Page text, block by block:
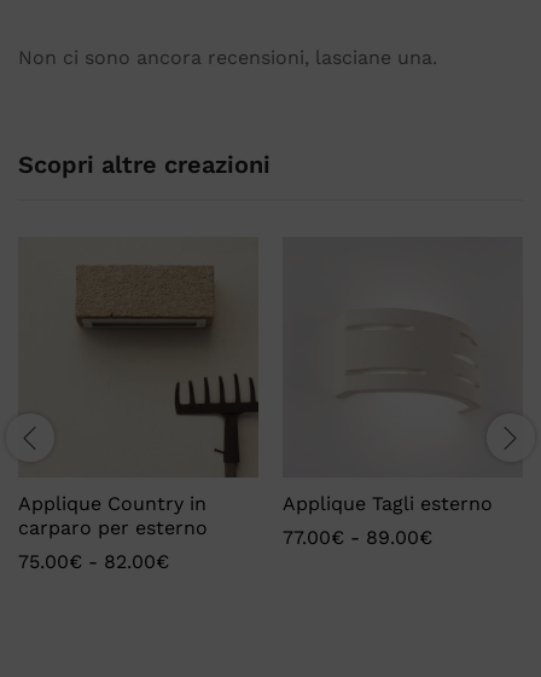
Non ci sono ancora recensioni, lasciane una.
Scopri altre creazioni
Applique Country in
carparo per esterno
75.00€ - 82.00€
Applique Tagli esterno
77.00€ - 89.00€